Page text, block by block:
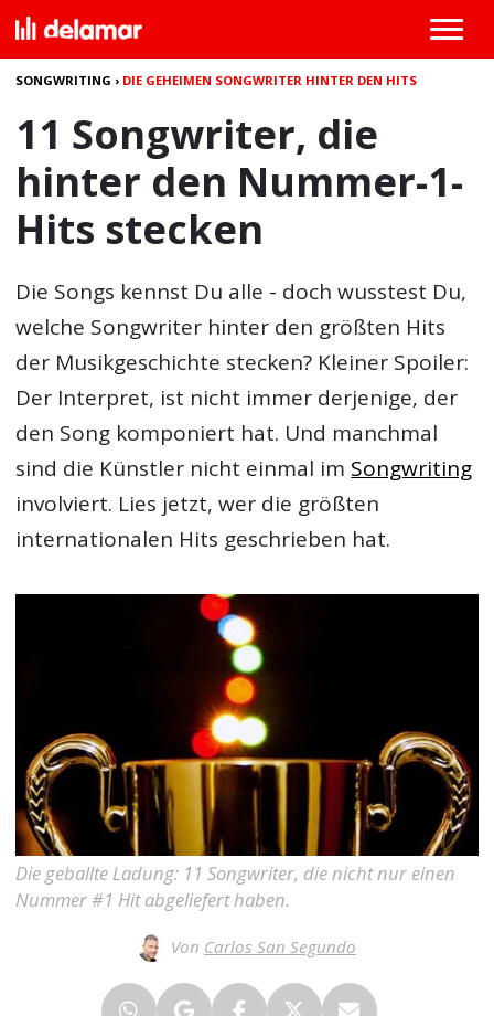
SONGWRITING › DIE GEHEIMEN SONGWRITER HINTER DEN HITS
11 Songwriter, die
hinter den Nummer-1-
Hits stecken
Die Songs kennst Du alle - doch wusstest Du,
welche Songwriter hinter den größten Hits
der Musikgeschichte stecken? Kleiner Spoiler:
Der Interpret, ist nicht immer derjenige, der
den Song komponiert hat. Und manchmal
sind die Künstler nicht einmal im Songwriting
involviert. Lies jetzt, wer die größten
internationalen Hits geschrieben hat.
Die geballte Ladung: 11 Songwriter, die nicht nur einen
Nummer #1 Hit abgeliefert haben.
Von Carlos San Segundo